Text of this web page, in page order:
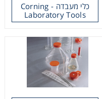
כלי מעבדה - Corning
Laboratory Tools